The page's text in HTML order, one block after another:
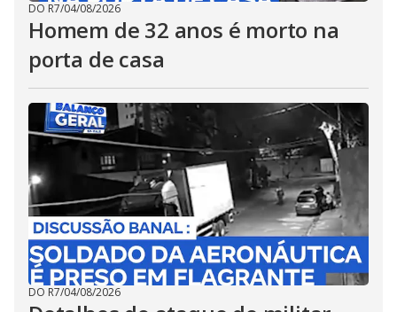
DO R7/04/08/2026
Homem de 32 anos é morto na
porta de casa
DO R7/04/08/2026